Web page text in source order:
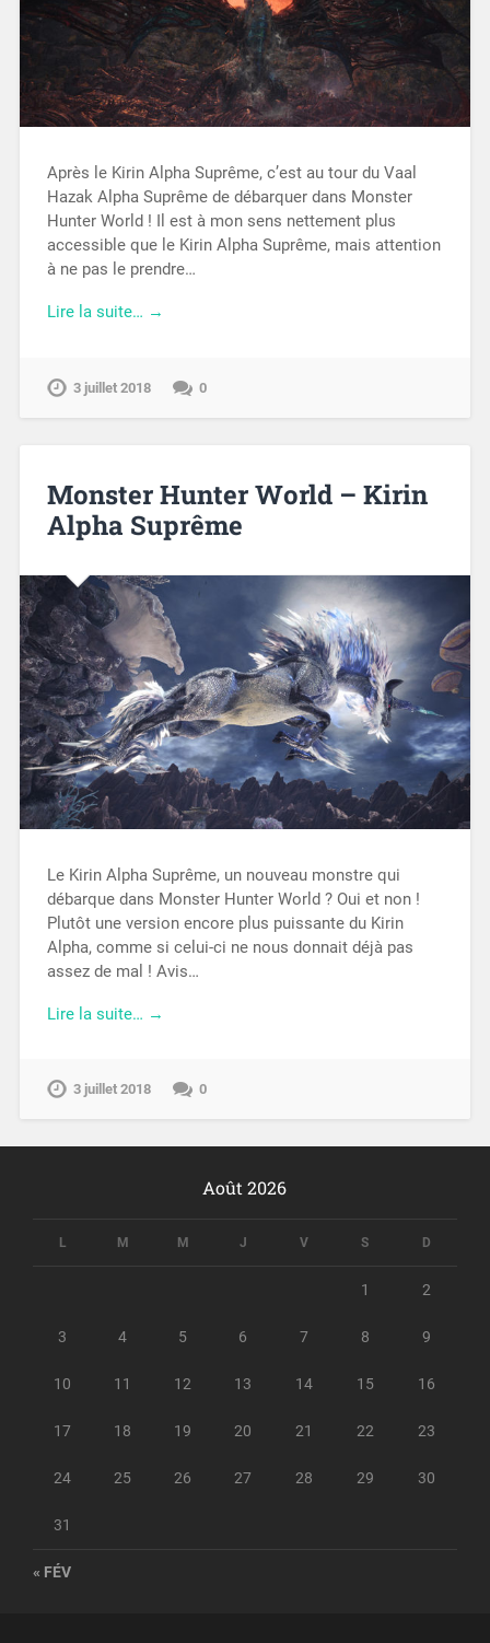
Après le Kirin Alpha Suprême, c’est au tour du Vaal
Hazak Alpha Suprême de débarquer dans Monster
Hunter World ! Il est à mon sens nettement plus
accessible que le Kirin Alpha Suprême, mais attention
à ne pas le prendre…
Lire la suite… →
3 juillet 2018 0
Monster Hunter World – Kirin
Alpha Suprême
Le Kirin Alpha Suprême, un nouveau monstre qui
débarque dans Monster Hunter World ? Oui et non !
Plutôt une version encore plus puissante du Kirin
Alpha, comme si celui-ci ne nous donnait déjà pas
assez de mal ! Avis…
Lire la suite… →
3 juillet 2018 0
Août 2026
L M M J V S D
1 2
3 4 5 6 7 8 9
10 11 12 13 14 15 16
17 18 19 20 21 22 23
24 25 26 27 28 29 30
31
« FÉV